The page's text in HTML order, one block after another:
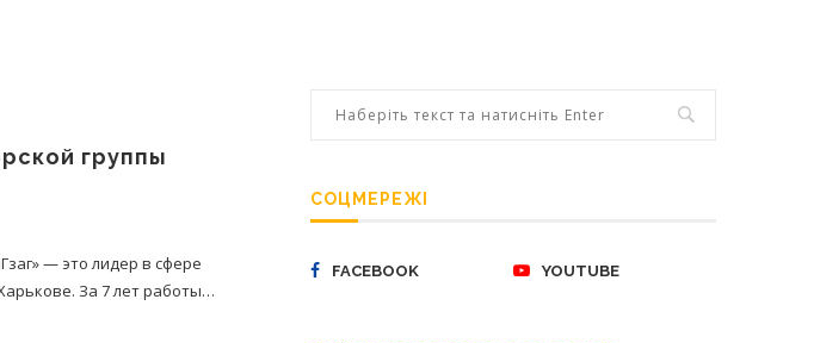
группы
— это лидер в сфере
За 7 лет работы…
СОЦМЕРЕЖІ
FACEBOOK YOUTUBE